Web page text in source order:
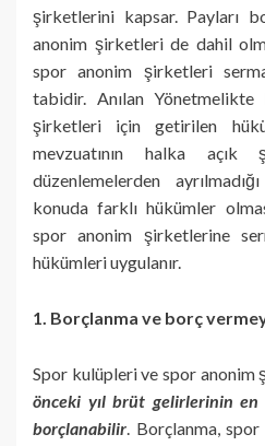
şirketlerini kapsar. Payları
anonim şirketleri de dahil
spor anonim şirketleri
tabidir. Anılan
şirketleri için getirilen
mevzuatının halka
düzenlemelerden
konuda farklı hükümler
spor anonim şirketlerine
hükümleri uygulanır.
1. Borçlanma ve borç
Spor kulüpleri ve spor anonim
önceki yıl brüt gelirlerinin
borçlanabilir . Borçlanma,